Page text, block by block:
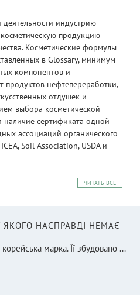
индустрию
продукцию
Косметические формулы
в Glossary, минимум
компонентов и
продуктов нефтепереработки,
отдушек и
выбора косметической
наличие сертификата одной
ассоциаций органического
Soil Association, USDA и
ЧИТАТЬ ВСЕ
ЯКОГО НАСПРАВДІ НЕМАЄ
марка. Її збудовано ...